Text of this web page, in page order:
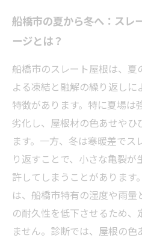
対策の具体例
安心して暮らすために
を長持ちさせる秘訣とは
船橋市で注目のスレー
グと選び方のコツ
スレート屋根の劣化診
住宅オーナー必読！
船橋市の夏から冬へ：スレ
ージとは？
船橋市のスレート屋根は、
よる凍結と融解の繰り返しに
特徴があります。特に夏場は
劣化し、屋根材の色あせやひ
ます。一方、冬は寒暖差で
り返すことで、小さな亀裂
許してしまうことがあります
は、船橋市特有の湿度や雨量
の耐久性を低下させるため
ません。診断では、屋根の